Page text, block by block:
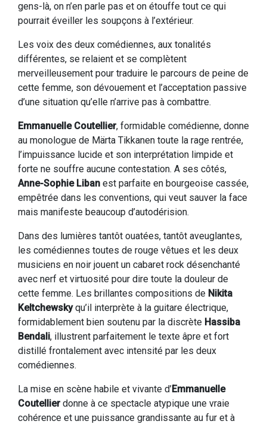
gens-là, on n’en parle pas et on étouffe tout ce qui
pourrait éveiller les soupçons à l’extérieur.
Les voix des deux comédiennes, aux tonalités
différentes, se relaient et se complètent
merveilleusement pour traduire le parcours de peine de
cette femme, son dévouement et l’acceptation passive
d’une situation qu’elle n’arrive pas à combattre.
Emmanuelle Coutellier, formidable comédienne, donne
au monologue de Märta Tikkanen toute la rage rentrée,
l’impuissance lucide et son interprétation limpide et
forte ne souffre aucune contestation. A ses côtés,
Anne-Sophie Liban est parfaite en bourgeoise cassée,
empêtrée dans les conventions, qui veut sauver la face
mais manifeste beaucoup d’autodérision.
Dans des lumières tantôt ouatées, tantôt aveuglantes,
les comédiennes toutes de rouge vêtues et les deux
musiciens en noir jouent un cabaret rock désenchanté
avec nerf et virtuosité pour dire toute la douleur de
cette femme. Les brillantes compositions de Nikita
Keltchewskyqu’il interprète à la guitare électrique,
formidablement bien soutenu par la discrète Hassiba
Bendali, illustrent parfaitement le texte âpre et fort
distillé frontalement avec intensité par les deux
comédiennes.
La mise en scène habile et vivante d’Emmanuelle
Coutellierdonne à ce spectacle atypique une vraie
cohérence et une puissance grandissante au fur et à